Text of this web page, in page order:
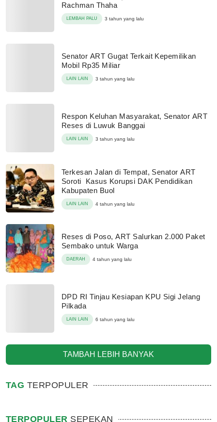
Rachman Thaha
LEMBAH PALU 3 tahun yang lalu
Senator ART Gugat Terkait Kepemilikan
Mobil Rp35 Miliar
LAIN LAIN 3 tahun yang lalu
Respon Keluhan Masyarakat, Senator ART
Reses di Luwuk Banggai
LAIN LAIN 3 tahun yang lalu
Terkesan Jalan di Tempat, Senator ART
Soroti Kasus Korupsi DAK Pendidikan
Kabupaten Buol
LAIN LAIN 4 tahun yang lalu
Reses di Poso, ART Salurkan 2.000 Paket
Sembako untuk Warga
DAERAH 4 tahun yang lalu
DPD RI Tinjau Kesiapan KPU Sigi Jelang
Pilkada
LAIN LAIN 6 tahun yang lalu
TAMBAH LEBIH BANYAK
TAG TERPOPULER
TERPOPULER SEPEKAN